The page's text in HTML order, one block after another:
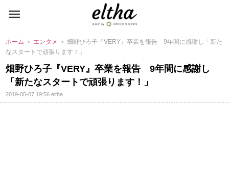
ホーム ＞ エンタメ ＞ 畑野ひろ子『VERY』卒業を報告 9年間に感謝し「新た
なスタートで頑張ります！」
畑野ひろ子『VERY』卒業を報告 9年間に感謝し
「新たなスタートで頑張ります！」
2019-05-07 19:56eltha